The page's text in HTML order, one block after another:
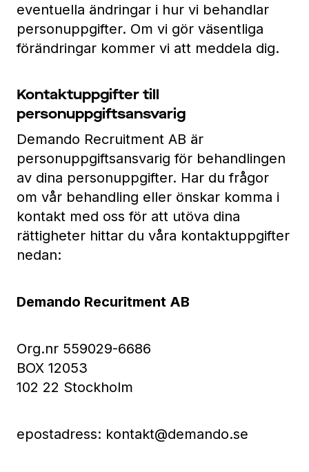
eventuella ändringar i hur vi behandlar
personuppgifter. Om vi gör väsentliga
förändringar kommer vi att meddela dig.
Kontaktuppgifter till
personuppgiftsansvarig
Demando Recruitment AB är
personuppgiftsansvarig för behandlingen
av dina personuppgifter. Har du frågor
om vår behandling eller önskar komma i
kontakt med oss för att utöva dina
rättigheter hittar du våra kontaktuppgifter
nedan:
Demando Recuritment AB
Org.nr 559029-6686
BOX 12053
102 22 Stockholm
epostadress: kontakt@demando.se